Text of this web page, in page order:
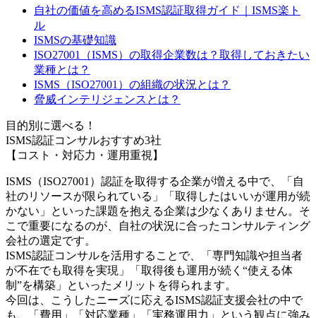
自社の価値を高めるISMS認証取得ガイド｜ISMS楽ト
ル
ISMSの基礎知識
ISO27001（ISMS）の取得企業数は？取得しておきたい
業種とは？
ISMS（ISO27001）の組織の状況とは？
脅威インテリジェンスとは？
目的別に選べる！
ISMS認証コンサルおすすめ3社
【コスト・対応力・運用重視】
ISMS（ISO27001）認証を取得する企業が増える中で、「自
社のリソースが限られている」「取得したはいいが運用が続
かない」といった課題を抱える企業は少なくありません。そ
こで重要になるのが、自社の状況に合ったコンサルティング
会社の選定です。
ISMS認証コンサルを活用することで、「専門知識や担当者
が不在でも取得を実現」「取得後も運用が続く“使える体
制”を構築」といったメリットを得られます。
今回は、こうしたニーズに応えるISMS認証支援会社の中で
も、「費用」「対応業種」「実務運用力」という観点に強み